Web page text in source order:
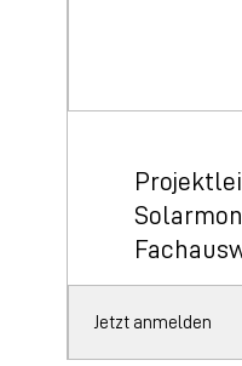
Jetzt anmelden